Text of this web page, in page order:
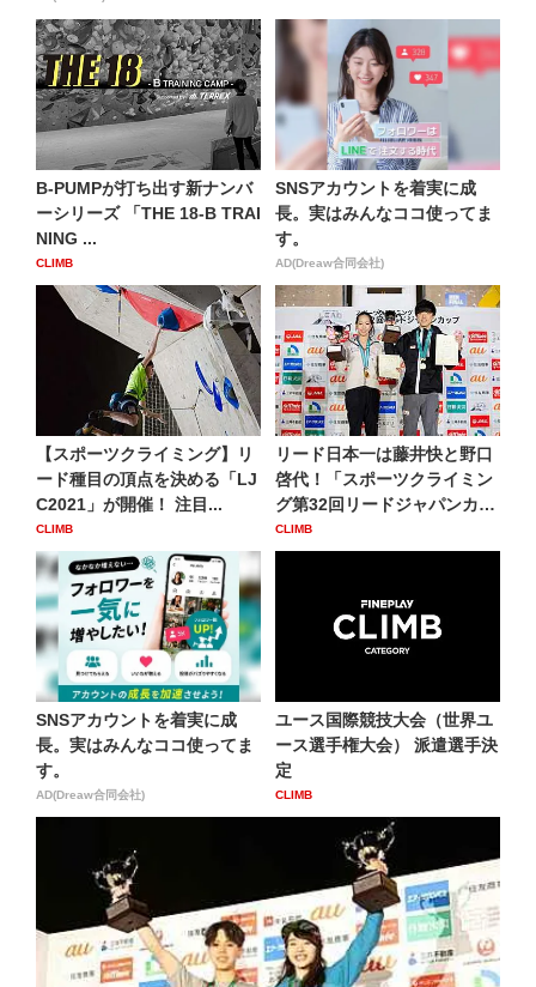
B-PUMPが打ち出す新ナンバ
ーシリーズ 「THE 18-B TRAI
NING ...
CLIMB
SNSアカウントを着実に成
長。実はみんなココ使ってま
す。
AD(Dreaw合同会社)
【スポーツクライミング】リ
ード種目の頂点を決める「LJ
C2021」が開催！ 注目...
CLIMB
リード日本一は藤井快と野口
啓代！「スポーツクライミン
グ第32回リードジャパンカ
ッ...
CLIMB
SNSアカウントを着実に成
長。実はみんなココ使ってま
す。
AD(Dreaw合同会社)
ユース国際競技大会（世界ユ
ース選手権大会） 派遣選手決
定
CLIMB